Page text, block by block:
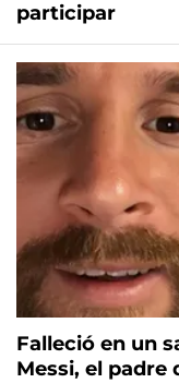
participar
Falleció en un
Messi, el padre